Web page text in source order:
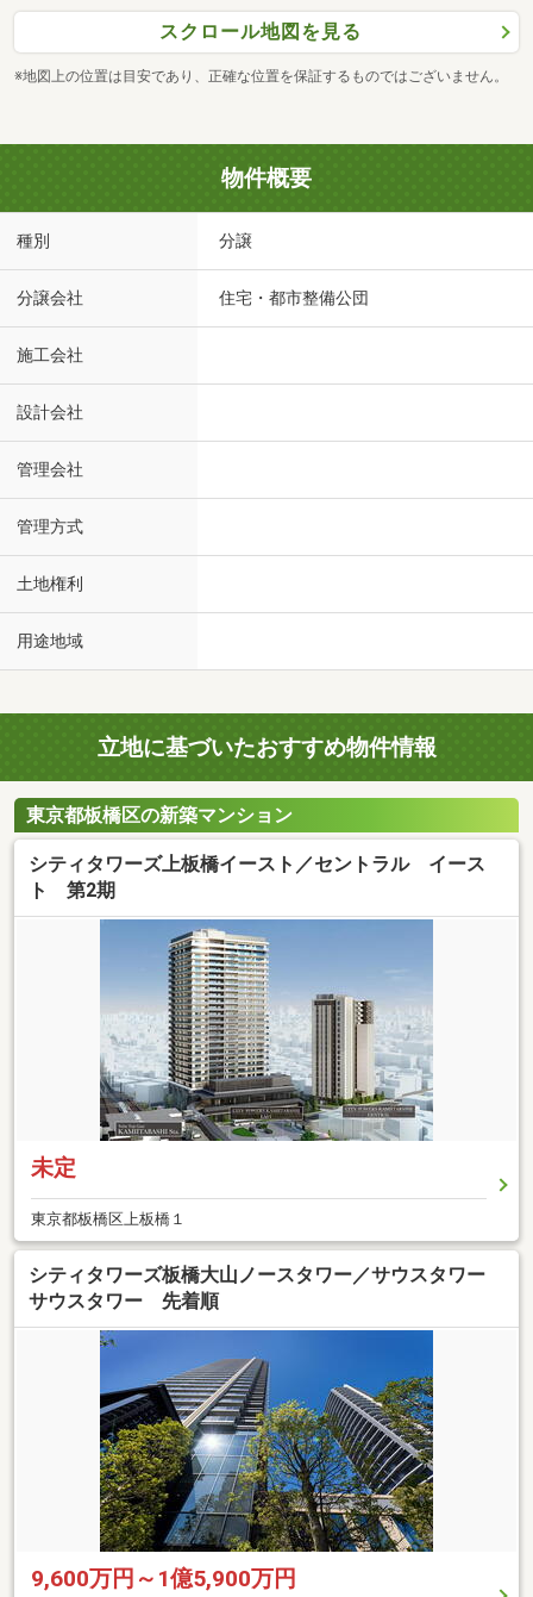
スクロール地図を見る
※地図上の位置は目安であり、正確な位置を保証するものではございません。
物件概要
種別 分譲
分譲会社 住宅・都市整備公団
施工会社
設計会社
管理会社
管理方式
土地権利
用途地域
立地に基づいたおすすめ物件情報
東京都板橋区の新築マンション
シティタワーズ上板橋イースト／セントラル イース
ト 第2期
未定
東京都板橋区上板橋１
シティタワーズ板橋大山ノースタワー／サウスタワー
サウスタワー 先着順
9,600万円～1億5,900万円